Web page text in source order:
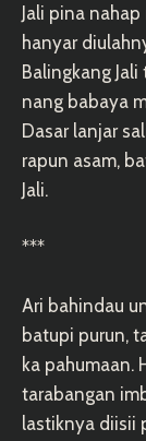
Jali pina
hanyar
Balingkang
nang babaya
Dasar lanjar
rapun asam,
Jali.
***
Ari bahindau
batupi purun,
ka pahumaan.
tarabangan
lastiknya diisii